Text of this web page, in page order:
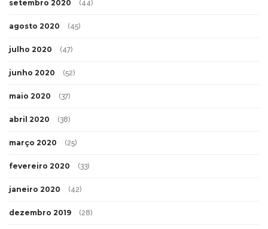
setembro 2020 (44)
agosto 2020 (45)
julho 2020 (47)
junho 2020 (52)
maio 2020 (37)
abril 2020 (38)
março 2020 (25)
fevereiro 2020 (33)
janeiro 2020 (42)
dezembro 2019 (28)